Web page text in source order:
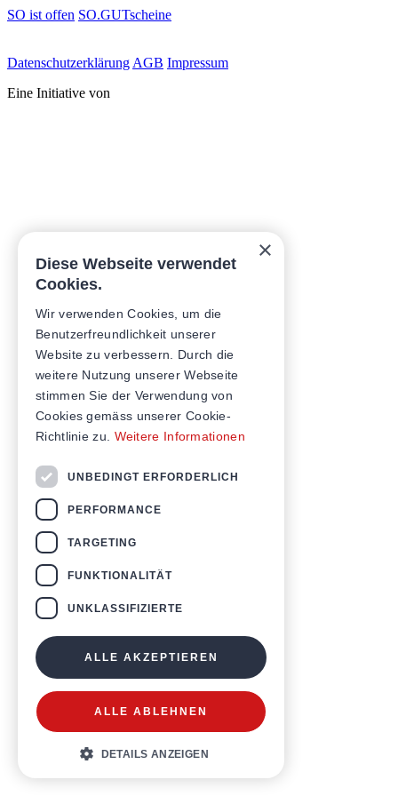
SO ist offen SO.GUTscheine
Daten­schutz­erklärung AGB Impressum
Eine Initiative von
×
Diese Webseite verwendet
Cookies.
Wir verwenden Cookies, um die
Benutzerfreundlichkeit unserer
Website zu verbessern. Durch die
weitere Nutzung unserer Webseite
stimmen Sie der Verwendung von
Cookies gemäss unserer Cookie-
Richtlinie zu. Weitere Informationen
UNBEDINGT ERFORDERLICH
PERFORMANCE
TARGETING
FUNKTIONALITÄT
UNKLASSIFIZIERTE
ALLE AKZEPTIEREN
ALLE ABLEHNEN
DETAILS ANZEIGEN